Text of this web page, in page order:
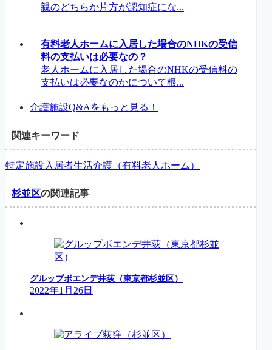
親のどちらか片方が認知症にな...
有料老人ホームに入居した場合のNHKの受信
料の支払いは必要なの？
老人ホームに入居した場合のNHKの受信料の
支払いは必要なのかについて根...
介護施設Q&Aをもっと見る！
関連キーワード
特定施設入居者生活介護（有料老人ホーム）
杉並区の関連記事
グルップボエンデ井荻（東京都杉並区）
2022年1月26日